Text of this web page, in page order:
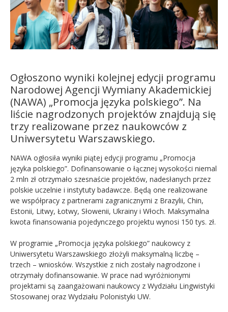
Ogłoszono wyniki kolejnej edycji programu
Narodowej Agencji Wymiany Akademickiej
(NAWA) „Promocja języka polskiego”. Na
liście nagrodzonych projektów znajdują się
trzy realizowane przez naukowców z
Uniwersytetu Warszawskiego.
NAWA ogłosiła wyniki piątej edycji programu „Promocja
języka polskiego”. Dofinansowanie o łącznej wysokości niemal
2 mln zł otrzymało szesnaście projektów, nadesłanych przez
polskie uczelnie i instytuty badawcze. Będą one realizowane
we współpracy z partnerami zagranicznymi z Brazylii, Chin,
Estonii, Litwy, Łotwy, Słowenii, Ukrainy i Włoch. Maksymalna
kwota finansowania pojedynczego projektu wynosi 150 tys. zł.
W programie „Promocja języka polskiego” naukowcy z
Uniwersytetu Warszawskiego złożyli maksymalną liczbę –
trzech – wniosków. Wszystkie z nich zostały nagrodzone i
otrzymały dofinansowanie. W prace nad wyróżnionymi
projektami są zaangażowani naukowcy z Wydziału Lingwistyki
Stosowanej oraz Wydziału Polonistyki UW.